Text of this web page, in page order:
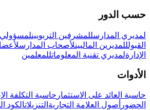
حسب الدور
لمديري المدارسللمشرفين التربويينلمسؤولي
القبولللمديرين الماليينلأصحاب المدارس
الإدارةلمديري تقنية المعلوماتللمعلمين
الأدوات
حاسبة العائد على الاستثمار حاسبة التكلفة
الحضور أصول العلامة التجارية التنزيلاتالكود